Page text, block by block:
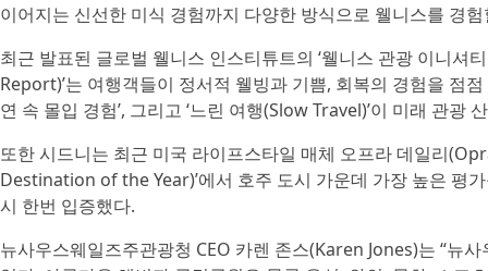
이어지는 신선한 미식 경험까지 다양한 방식으로 웰니스를 경
최근 발표된 글로벌 웰니스 인스티튜트의 ‘웰니스 관광 이니
Report)’는 여행객들이 정서적 웰빙과 기쁨, 회복의 경험을 점
연 속 몰입 경험’, 그리고 ‘느린 여행(Slow Travel)’이 미래 관광
또한 시드니는 최근 미국 라이프스타일 매체 오프라 데일리
Destination of the Year)’에서 호주 도시 가운데 가장 높은 평
시 한번 입증했다.
뉴사우스웨일즈주관광청 CEO 카렌 존스(Karen Jones)는 “뉴